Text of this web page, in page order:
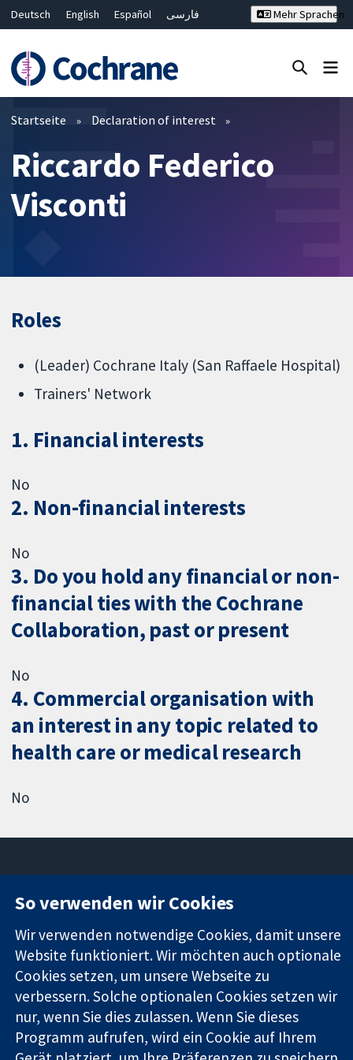
Deutsch English Español
فارسی
Bahasa Malaysia
ไทย
繁體中文
简体中文
Mehr Sprachen
Filter
Startseite Declaration of interest
Riccardo Federico
Visconti
Roles
(Leader) Cochrane Italy (San Raffaele Hospital)
Trainers' Network
1. Financial interests
No
2. Non-financial interests
No
3. Do you hold any financial or non-
financial ties with the Cochrane
Collaboration, past or present
No
4. Commercial organisation with
an interest in any topic related to
health care or medical research
No
Zuverlässige
Evidenz
Informierte
Entscheidungen
Gesundheit
11-13 Cavendish
London
W1G0AN
Vereinigtes
Königreich
Neuigkeiten
Pressestelle
Über uns
Cochrane
Library
So verwenden wir Cookies
Wir verwenden notwendige Cookies, damit unsere
Website funktioniert. Wir möchten auch optionale
Cookies setzen, um unsere Webseite zu
verbessern. Solche optionalen Cookies setzen wir
nur, wenn Sie dies zulassen. Wenn Sie dieses
Programm aufrufen, wird ein Cookie auf Ihrem